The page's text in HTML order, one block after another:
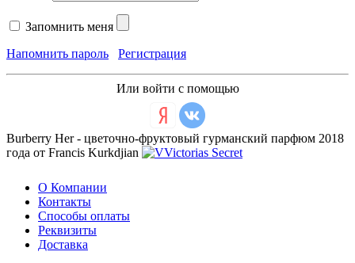
Запомнить меня
Напомнить пароль
Регистрация
Или войти с помощью
Burberry Her - цветочно-фруктовый гурманский парфюм 2018
года от Francis Kurkdjian
О Компании
Контакты
Способы оплаты
Реквизиты
Доставка